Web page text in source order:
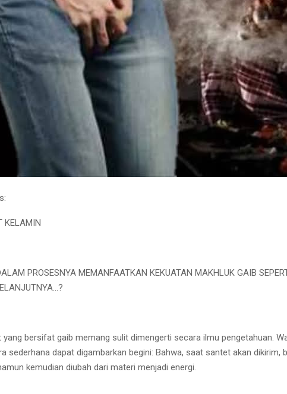
KELAMIN
PROSESNYA MEMANFAATKAN KEKUATAN MAKHLUK GAIB
yang bersifat gaib memang sulit dimengerti secara ilmu pengetahuan.
sederhana dapat digambarkan begini: Bahwa, saat santet akan
kemudian diubah dari materi menjadi energi.